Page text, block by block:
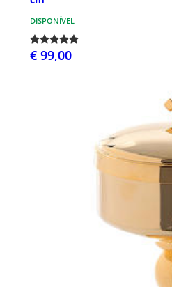
DISPONÍVEL
€ 99,00